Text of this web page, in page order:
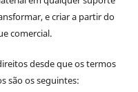
e criar a partir do
comercial.
desde que os termos
são os seguintes: